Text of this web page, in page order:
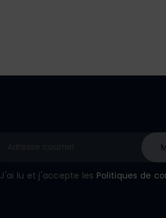
J'ai lu et j'accepte les Politiques de